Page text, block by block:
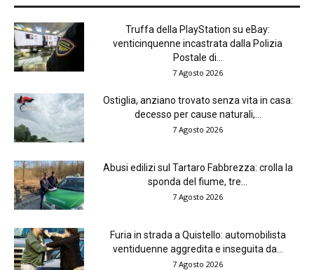
Truffa della PlayStation su eBay:
venticinquenne incastrata dalla Polizia
Postale di...
7 Agosto 2026
Ostiglia, anziano trovato senza vita in casa:
decesso per cause naturali,...
7 Agosto 2026
Abusi edilizi sul Tartaro Fabbrezza: crolla la
sponda del fiume, tre...
7 Agosto 2026
Furia in strada a Quistello: automobilista
ventiduenne aggredita e inseguita da...
7 Agosto 2026